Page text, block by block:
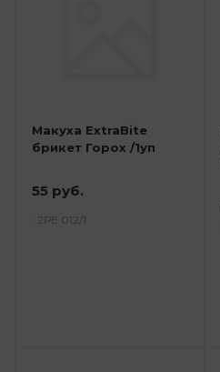
Макуха ExtraBite
брикет Горох /1уп
55 руб.
: 2РЕ 012/1